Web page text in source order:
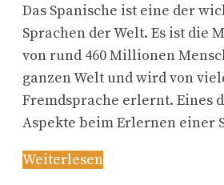
Das Spanische ist eine der
Sprachen der Welt. Es ist die
von rund 460 Millionen
ganzen Welt und wird von
Fremdsprache erlernt. Eines
Aspekte beim Erlernen einer
Weiterlesen